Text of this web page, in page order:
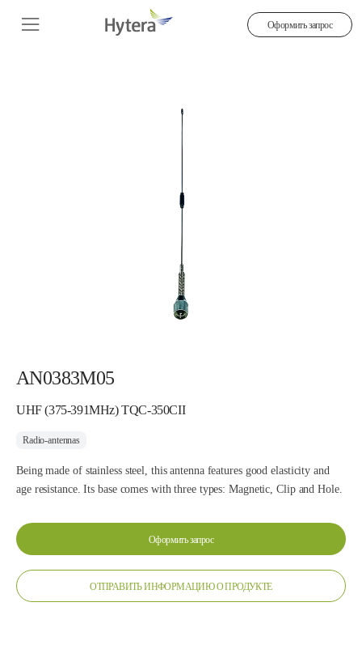
Оформить запрос
AN0383M05
UHF (375-391MHz) TQC-350CII
Radio-antennas
Being made of stainless steel, this antenna features good elasticity and
age resistance. Its base comes with three types: Magnetic, Clip and Hole.
Оформить запрос
ОТПРАВИТЬ ИНФОРМАЦИЮ О ПРОДУКТЕ